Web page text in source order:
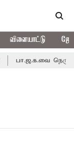
விளையாட்டு
பா.ஜ.க.வை